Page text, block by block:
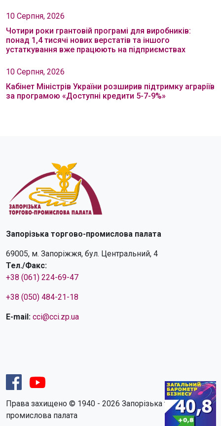
10 Серпня, 2026
Чотири роки грантовій програмі для виробників:
понад 1,4 тисячі нових верстатів та іншого
устаткування вже працюють на підприємствах
10 Серпня, 2026
Кабінет Міністрів України розширив підтримку аграріїв
за програмою «Доступні кредити 5-7-9%»
Запорізька торгово-промислова палата
69005, м. Запоріжжя, бул. Центральний, 4
Тел./Факс:
+38 (061) 224-69-47
+38 (050) 484-21-18
E-mail: cci@cci.zp.ua
Права захищено © 1940 - 2026 Запорізька торгово-
промислова палата